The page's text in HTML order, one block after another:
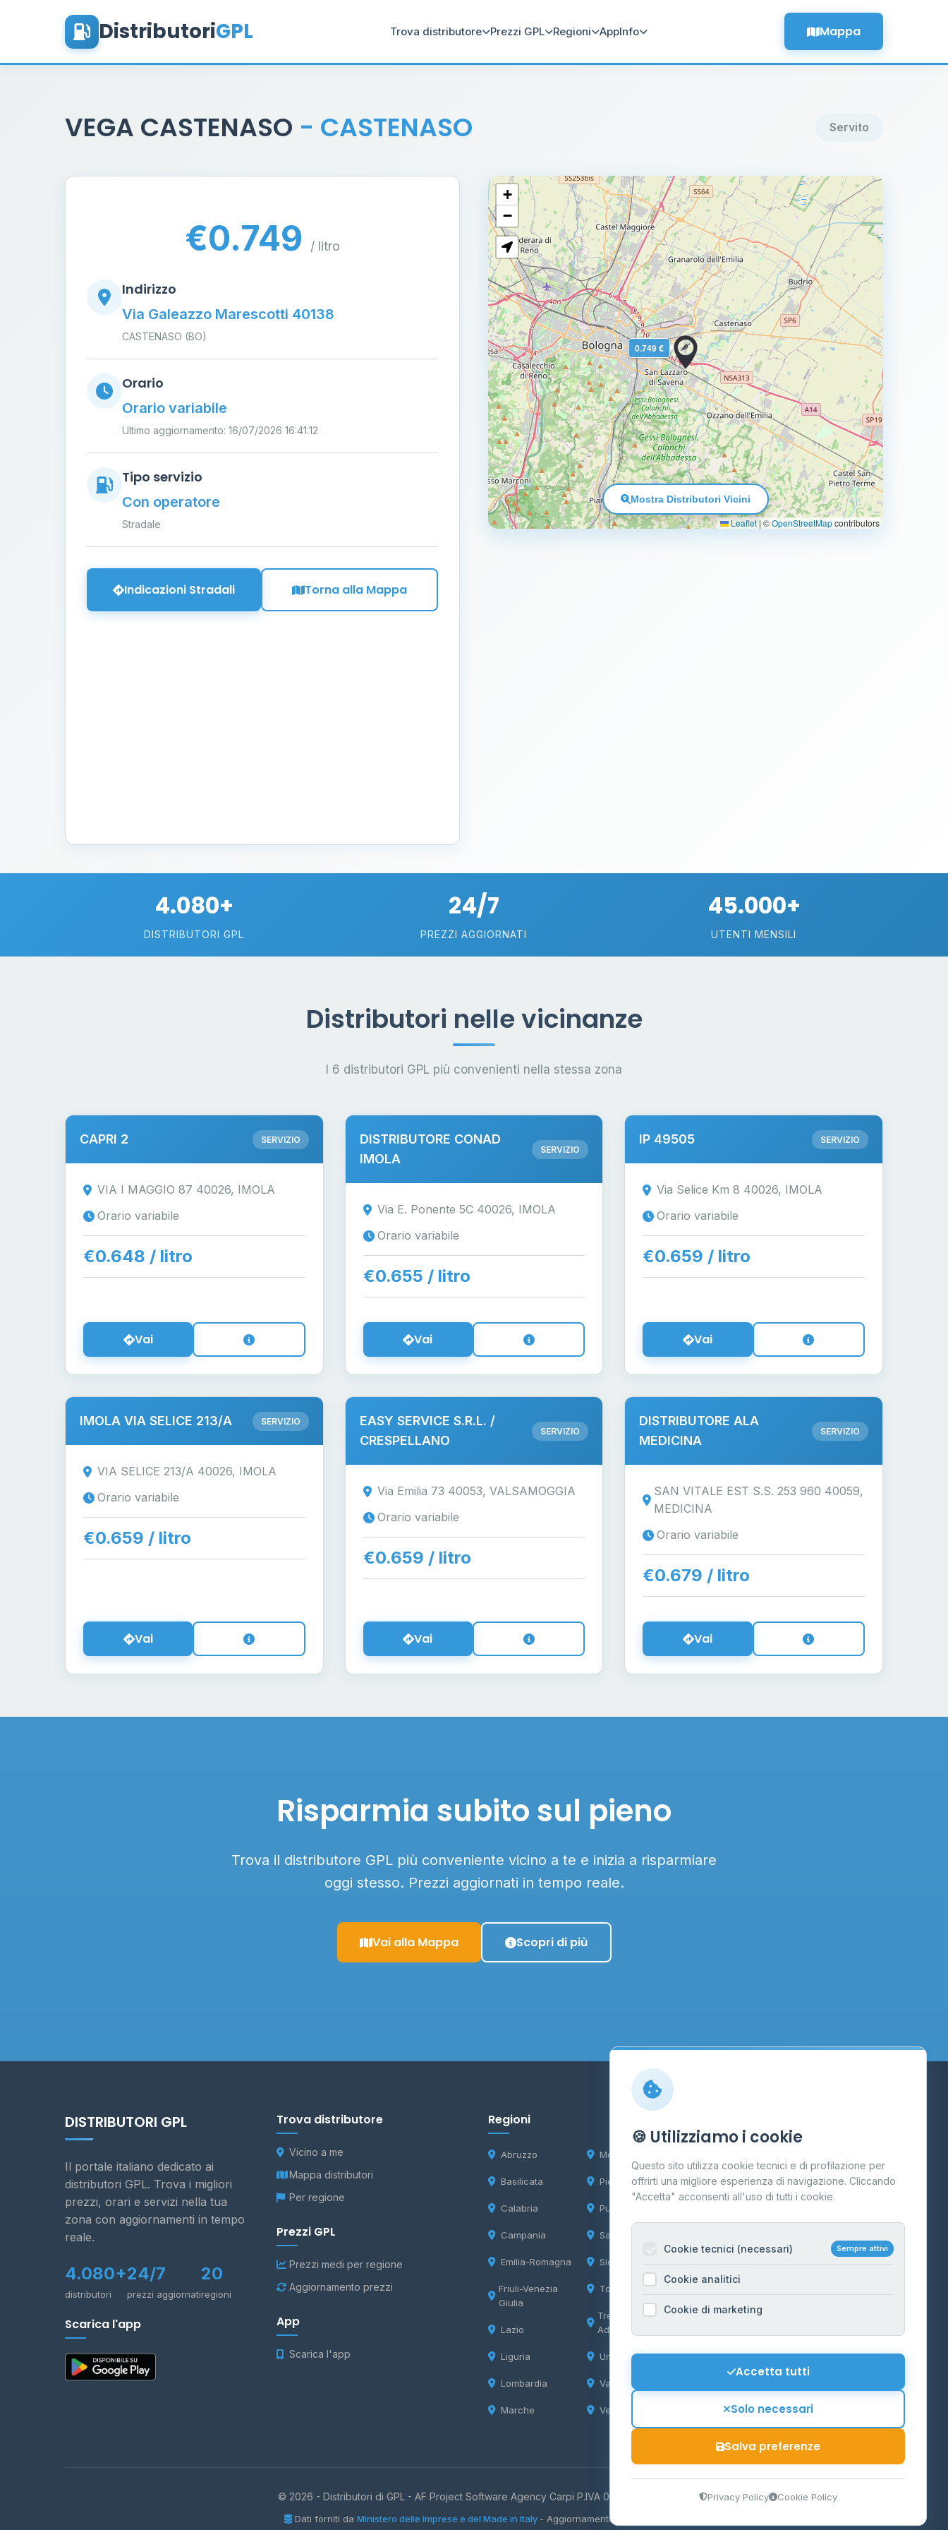
DistributoriGPL Trova distributore Prezzi GPL Regioni AppInfo Mappa
VEGA CASTENASO - CASTENASO Servito
€0.749 / litro
Indirizzo
Via Galeazzo Marescotti 40138
CASTENASO (BO)
Orario
Orario variabile
Ultimo aggiornamento: 16/07/2026 16:41:12
Tipo servizio
Con operatore
Stradale
Indicazioni Stradali Torna alla Mappa
0.749 €
+
−
Leaflet | ©OpenStreetMapcontributors
Mostra Distributori Vicini
4.080+
DISTRIBUTORI GPL
24/7
PREZZI AGGIORNATI
45.000+
UTENTI MENSILI
Distributori nelle vicinanze
I 6 distributori GPL più convenienti nella stessa zona
CAPRI 2 SERVIZIO
VIA I MAGGIO 87 40026, IMOLA
Orario variabile
€0.648 / litro
Vai
DISTRIBUTORE CONAD
IMOLA
SERVIZIO
Via E. Ponente 5C 40026, IMOLA
Orario variabile
€0.655 / litro
Vai
IP 49505 SERVIZIO
Via Selice Km 8 40026, IMOLA
Orario variabile
€0.659 / litro
Vai
IMOLA VIA SELICE 213/A SERVIZIO
VIA SELICE 213/A 40026, IMOLA
Orario variabile
€0.659 / litro
Vai
EASY SERVICE S.R.L. /
CRESPELLANO
SERVIZIO
Via Emilia 73 40053, VALSAMOGGIA
Orario variabile
€0.659 / litro
Vai
DISTRIBUTORE ALA
MEDICINA
SERVIZIO
SAN VITALE EST S.S. 253 960 40059,
MEDICINA
Orario variabile
€0.679 / litro
Vai
Risparmia subito sul pieno
Trova il distributore GPL più conveniente vicino a te e inizia a risparmiare
oggi stesso. Prezzi aggiornati in tempo reale.
Vai alla Mappa Scopri di più
DISTRIBUTORI GPL
Il portale italiano dedicato ai
distributori GPL. Trova i migliori
prezzi, orari e servizi nella tua
zona con aggiornamenti in tempo
reale.
4.080+
distributori
24/7
prezzi aggiornati
20
regioni
Scarica l'app
Trova distributore
Vicino a me
Mappa distributori
Per regione
Prezzi GPL
Prezzi medi per regione
Aggiornamento prezzi
App
Scarica l'app
Regioni
Abruzzo
Basilicata
Calabria
Campania
Emilia-Romagna
Friuli-Venezia
Giulia
Lazio
Liguria
Lombardia
Marche
Molise
Piemonte
Puglia
Sardegna
Sicilia
Toscana
Trentino-Alto
Adige
Umbria
Valle d'Aosta
Veneto
Contatti
Per gestori
Informazioni legali
Privacy Policy
Cookie Policy
Mappa del sito
Contattaci
© 2026 - Distributori di GPL - AF Project Software Agency Carpi P.IVA 03859300364
Dati forniti da Ministero delle Imprese e del Made in Italy - Aggiornamento quotidiano
🍪 Utilizziamo i cookie
Questo sito utilizza cookie tecnici e di profilazione per
offrirti una migliore esperienza di navigazione. Cliccando
"Accetta" acconsenti all'uso di tutti i cookie.
Cookie tecnici (necessari) Sempre attivi
Cookie analitici
Cookie di marketing
Accetta tutti
Solo necessari
Salva preferenze
Privacy Policy Cookie Policy